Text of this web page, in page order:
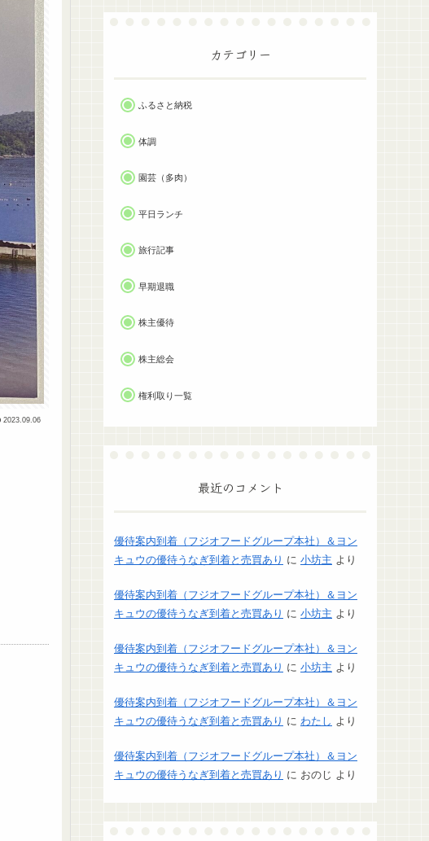
2023.09.06
カテゴリー
ふるさと納税
体調
園芸（多肉）
平日ランチ
旅行記事
早期退職
株主優待
株主総会
権利取り一覧
最近のコメント
優待案内到着（フジオフードグループ本社）＆ヨン
キュウの優待うなぎ到着と売買あり に 小坊主 より
優待案内到着（フジオフードグループ本社）＆ヨン
キュウの優待うなぎ到着と売買あり に 小坊主 より
優待案内到着（フジオフードグループ本社）＆ヨン
キュウの優待うなぎ到着と売買あり に 小坊主 より
優待案内到着（フジオフードグループ本社）＆ヨン
キュウの優待うなぎ到着と売買あり に わたし より
優待案内到着（フジオフードグループ本社）＆ヨン
キュウの優待うなぎ到着と売買あり に おのじ より